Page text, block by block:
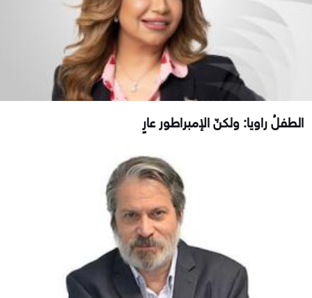
الطفلُ راويا: ولكنّ الإمبراطور عارٍ